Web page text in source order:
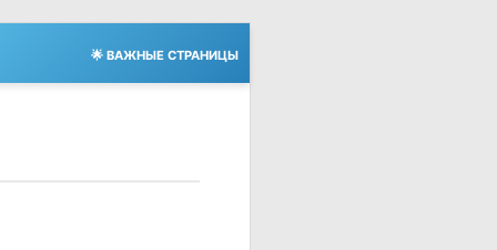
🌟 ВАЖНЫЕ СТРАНИЦЫ